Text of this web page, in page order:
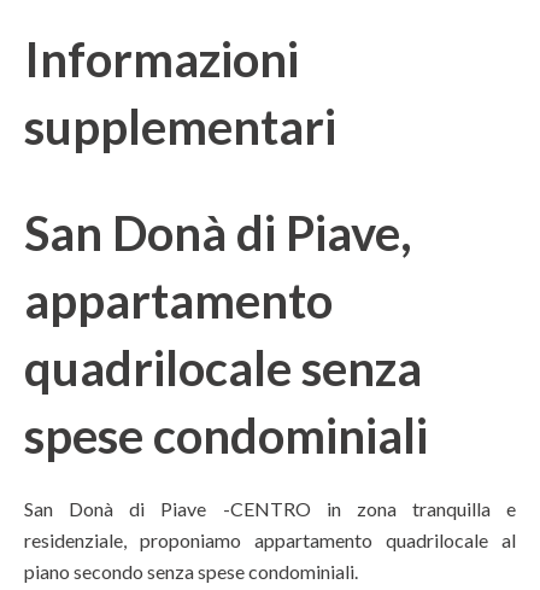
Informazioni
supplementari
San Donà di Piave,
appartamento
quadrilocale senza
spese condominiali
San Donà di Piave -CENTRO in zona tranquilla e
residenziale, proponiamo appartamento quadrilocale al
piano secondo senza spese condominiali.